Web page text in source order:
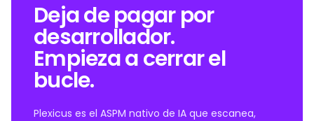
Deja de pagar por
desarrollador.
Empieza a cerrar el
bucle.
Plexicus es el ASPM nativo de IA que escanea,